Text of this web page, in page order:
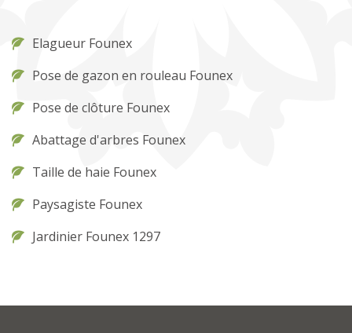
Elagueur Founex
Pose de gazon en rouleau Founex
Pose de clôture Founex
Abattage d'arbres Founex
Taille de haie Founex
Paysagiste Founex
Jardinier Founex 1297